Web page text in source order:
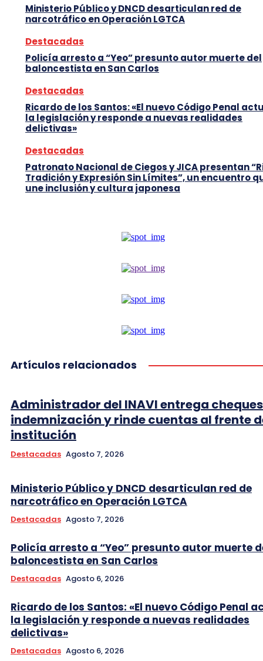
Ministerio Público y DNCD desarticulan red de
narcotráfico en Operación LGTCA
Destacadas
Policía arresto a “Yeo” presunto autor muerte del
baloncestista en San Carlos
Destacadas
Ricardo de los Santos: «El nuevo Código Penal
la legislación y responde a nuevas realidades
delictivas»
Destacadas
Patronato Nacional de Ciegos y JICA presentan
Tradición y Expresión Sin Límites”, un encuentro
une inclusión y cultura japonesa
Artículos relacionados
Administrador del INAVI entrega
indemnización y rinde cuentas al frente
institución
Destacadas Agosto 7, 2026
Ministerio Público y DNCD desarticulan red de
narcotráfico en Operación LGTCA
Destacadas Agosto 7, 2026
Policía arresto a “Yeo” presunto autor muerte
baloncestista en San Carlos
Destacadas Agosto 6, 2026
Ricardo de los Santos: «El nuevo Código Penal
la legislación y responde a nuevas realidades
delictivas»
Destacadas Agosto 6, 2026